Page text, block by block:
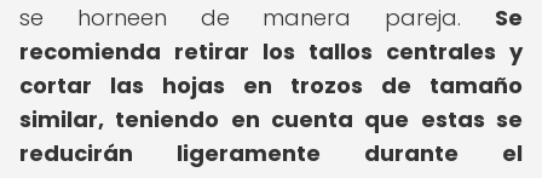
se horneen de manera pareja. Se
recomienda retirar los tallos centrales y
cortar las hojas en trozos de tamaño
similar, teniendo en cuenta que estas se
reducirán ligeramente durante el